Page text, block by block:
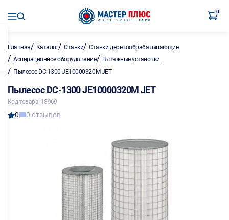
0
Главная/ Каталог/Станки/Станки деревообрабатывающие
/ Аспирационное оборудование/ Вытяжные установки
/ Пылесос DC-1300 JE10000320M JET
Пылесос DC-1300 JE10000320M JET
Код товара: 18969
0 0 отзывов